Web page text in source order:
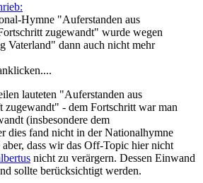
Hymne "Auferstanden aus
zugewandt" wurde wegen
Vaterland" dann auch nicht mehr
lauteten "Auferstanden aus
- dem Fortschritt war man
(insbesondere dem
dies fand nicht in der Nationalhymne
dass wir das Off-Topic hier nicht
nicht zu verärgern. Dessen Einwand
sollte berücksichtigt werden.